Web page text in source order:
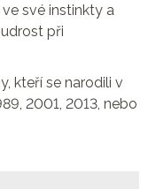
své instinkty a
při
kteří se narodili v
2001, 2013, nebo